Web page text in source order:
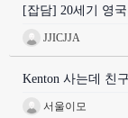
[잡담] 20세기 영
JJICJJA
Kenton 사는데 친
서울이모